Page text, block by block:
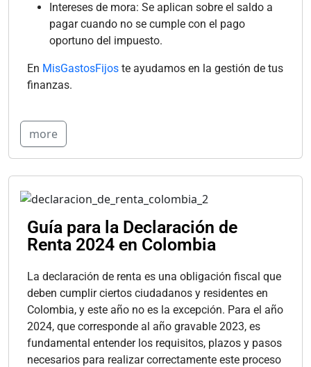
Intereses de mora: Se aplican sobre el saldo a
pagar cuando no se cumple con el pago
oportuno del impuesto.
En MisGastosFijos te ayudamos en la gestión de tus
finanzas.
more
Guía para la Declaración de
Renta 2024 en Colombia
La declaración de renta es una obligación fiscal que
deben cumplir ciertos ciudadanos y residentes en
Colombia, y este año no es la excepción. Para el año
2024, que corresponde al año gravable 2023, es
fundamental entender los requisitos, plazos y pasos
necesarios para realizar correctamente este proceso